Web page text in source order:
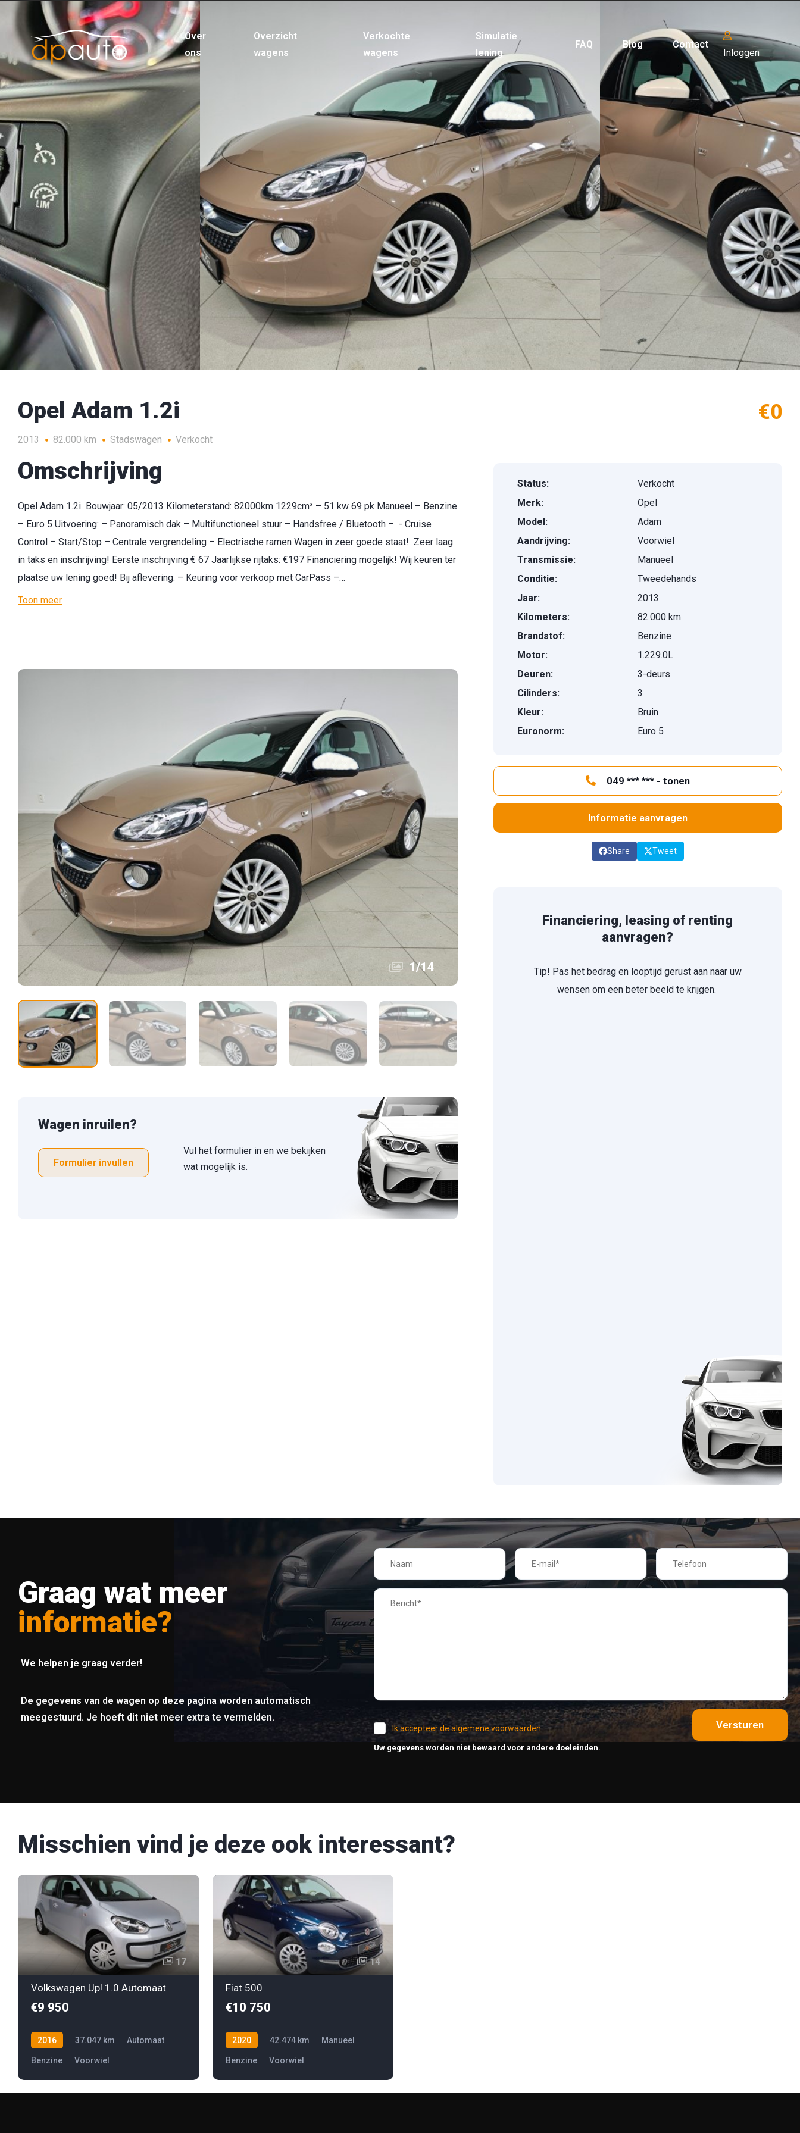
Over
ons
Overzicht
wagens
Verkochte
wagens
Simulatie
lening
FAQ Blog Contact
Inloggen
Opel Adam 1.2i €0
2013 82.000 km Stadswagen Verkocht
Omschrijving
Opel Adam 1.2i Bouwjaar: 05/2013 Kilometerstand: 82000km 1229cm³ – 51 kw 69 pk Manueel – Benzine
– Euro 5 Uitvoering: – Panoramisch dak – Multifunctioneel stuur – Handsfree / Bluetooth – - Cruise
Control – Start/Stop – Centrale vergrendeling – Electrische ramen Wagen in zeer goede staat! Zeer laag
in taks en inschrijving! Eerste inschrijving € 67 Jaarlijkse rijtaks: €197 Financiering mogelijk! Wij keuren ter
plaatse uw lening goed! Bij aflevering: – Keuring voor verkoop met CarPass –…
Toon meer
1/14
Wagen inruilen?
Formulier invullen
Vul het formulier in en we bekijken
wat mogelijk is.
Status:
Verkocht
Merk:
Opel
Model:
Adam
Aandrijving:
Voorwiel
Transmissie:
Manueel
Conditie:
Tweedehands
Jaar:
2013
Kilometers:
82.000 km
Brandstof:
Benzine
Motor:
1.229.0L
Deuren:
3-deurs
Cilinders:
3
Kleur:
Bruin
Euronorm:
Euro 5
049 *** *** - tonen
Informatie aanvragen
Share Tweet
Financiering, leasing of renting
aanvragen?
Tip! Pas het bedrag en looptijd gerust aan naar uw
wensen om een beter beeld te krijgen.
Graag wat meer
informatie?
We helpen je graag verder!
De gegevens van de wagen op deze pagina worden automatisch
meegestuurd. Je hoeft dit niet meer extra te vermelden.
Ik accepteer de algemene voorwaarden Versturen
Uw gegevens worden niet bewaard voor andere doeleinden.
Misschien vind je deze ook interessant?
17
Volkswagen Up! 1.0 Automaat
€9 950
2016 37.047 km Automaat
Benzine Voorwiel
14
Fiat 500
€10 750
2020 42.474 km Manueel
Benzine Voorwiel